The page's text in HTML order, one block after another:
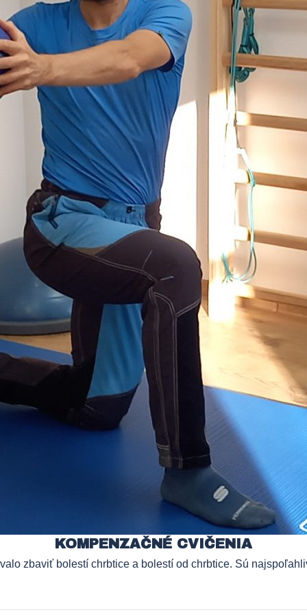
KOMPENZAČNÉ CVIČENIA
zbaviť bolestí chrbtice a bolestí od chrbtice. Sú